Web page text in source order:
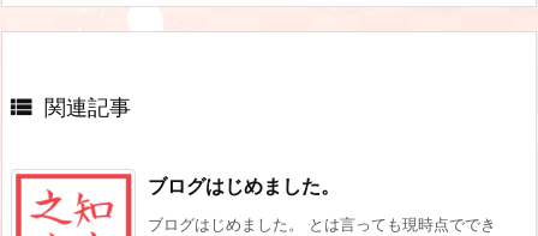
 関連記事
ブログはじめました。
ブログはじめました。 とは言っても現時点ででき